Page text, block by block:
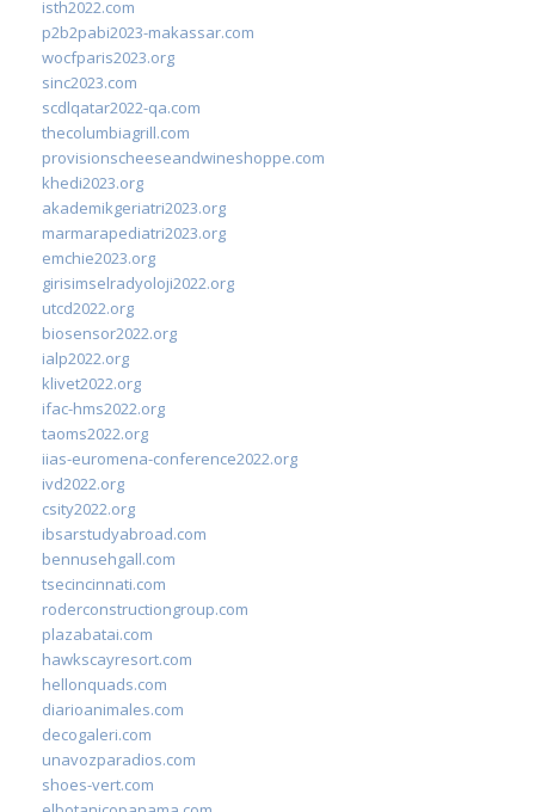
isth2022.com
p2b2pabi2023-makassar.com
wocfparis2023.org
sinc2023.com
scdlqatar2022-qa.com
thecolumbiagrill.com
provisionscheeseandwineshoppe.com
khedi2023.org
akademikgeriatri2023.org
marmarapediatri2023.org
emchie2023.org
girisimselradyoloji2022.org
utcd2022.org
biosensor2022.org
ialp2022.org
klivet2022.org
ifac-hms2022.org
taoms2022.org
iias-euromena-conference2022.org
ivd2022.org
csity2022.org
ibsarstudyabroad.com
bennusehgall.com
tsecincinnati.com
roderconstructiongroup.com
plazabatai.com
hawkscayresort.com
hellonquads.com
diarioanimales.com
decogaleri.com
unavozparadios.com
shoes-vert.com